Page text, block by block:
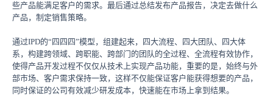
些产品能满足客户的需求。最后通过总结发布产品报告，决定去做什么
产品，制定销售策略。
通过IPD的“四四四”模型，组建起来，四大流程、四大团队、四大体
系，构建跨领域、跨职能、跨部门的团队的全过程、全流程有效协作，
使得产品开发过程不仅仅从技术上实现产品功能，重要的是，始终与外
部市场、客户需求保持一致，这样不仅能保证客户能获得想要的产品，
同时保证的公司有效减少研发成本，快速能在市场上拿到结果。